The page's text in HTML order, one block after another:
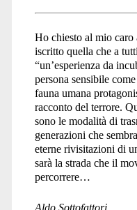
Ho chiesto al mio caro
iscritto quella che a
“un’esperienza da
persona sensibile
fauna umana
racconto del terrore.
sono le modalità di
generazioni che
eterne rivisitazioni di
sarà la strada che il
percorrere…
Aldo Sottofattori